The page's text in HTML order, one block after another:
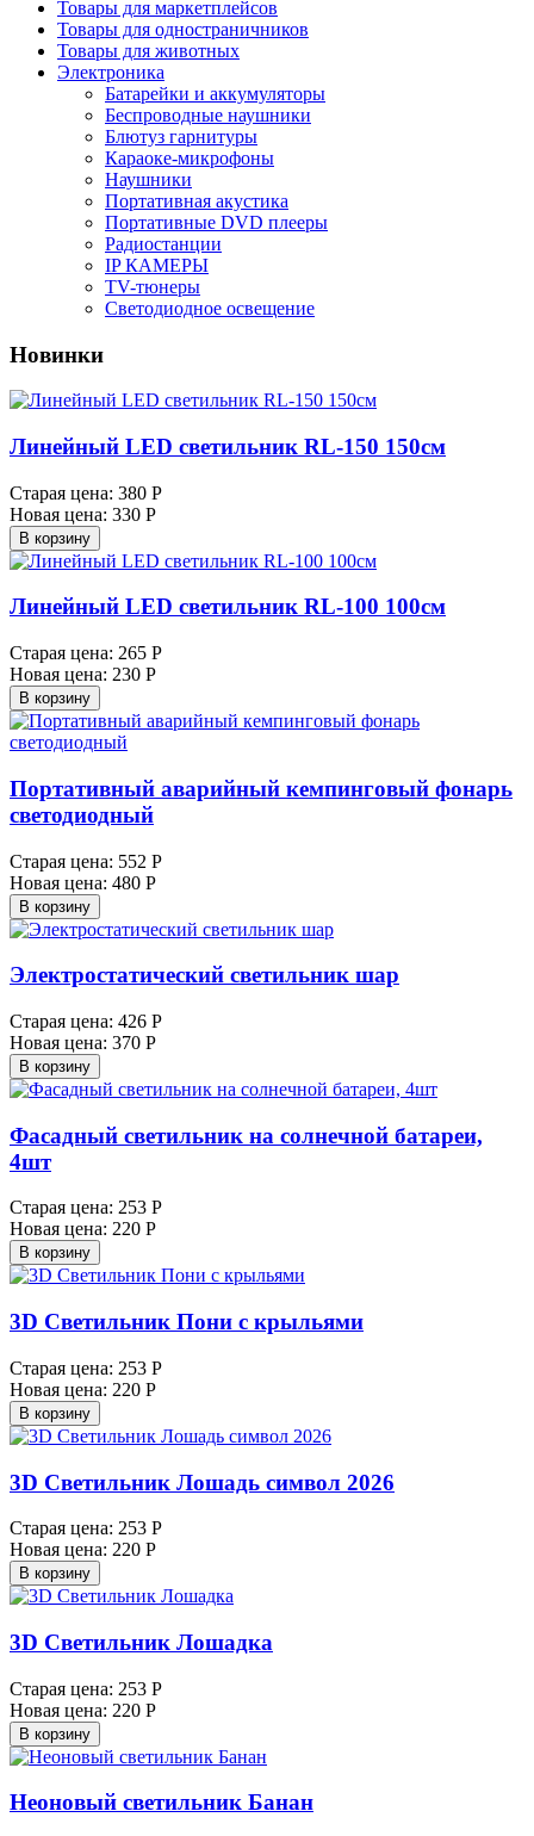
Товары для маркетплейсов
Товары для одностраничников
Товары для животных
Электроника
Батарейки и аккумуляторы
Беспроводные наушники
Блютуз гарнитуры
Караоке-микрофоны
Наушники
Портативная акустика
Портативные DVD плееры
Радиостанции
IP КАМЕРЫ
TV-тюнеры
Светодиодное освещение
Новинки
Линейный LED светильник RL-150 150см
Старая цена: 380 Р
Новая цена: 330 Р
В корзину
Линейный LED светильник RL-100 100см
Старая цена: 265 Р
Новая цена: 230 Р
В корзину
Портативный аварийный кемпинговый фонарь
светодиодный
Старая цена: 552 Р
Новая цена: 480 Р
В корзину
Электростатический светильник шар
Старая цена: 426 Р
Новая цена: 370 Р
В корзину
Фасадный светильник на солнечной батареи,
4шт
Старая цена: 253 Р
Новая цена: 220 Р
В корзину
3D Светильник Пони с крыльями
Старая цена: 253 Р
Новая цена: 220 Р
В корзину
3D Светильник Лошадь символ 2026
Старая цена: 253 Р
Новая цена: 220 Р
В корзину
3D Светильник Лошадка
Старая цена: 253 Р
Новая цена: 220 Р
В корзину
Неоновый светильник Банан